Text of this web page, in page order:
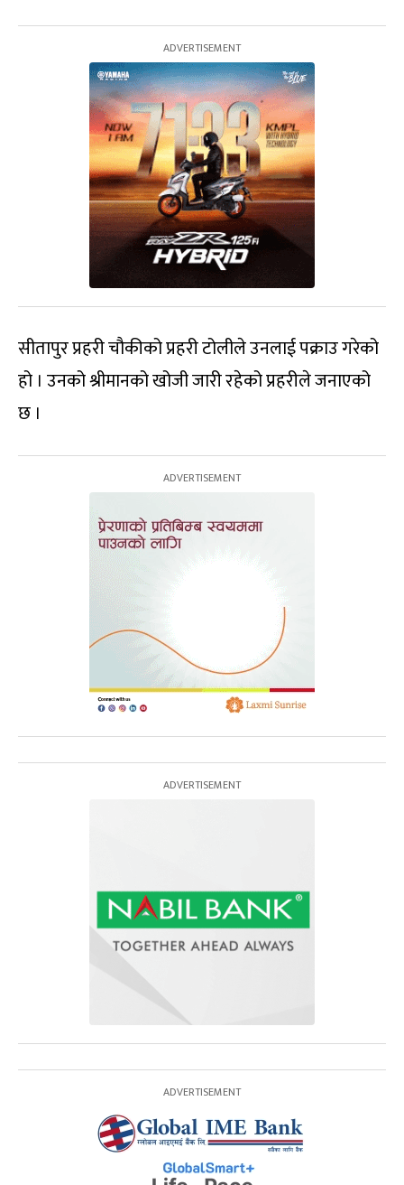
सीतापुर प्रहरी चौकीको प्रहरी टोलीले उनलाई पक्राउ गरेको
हो । उनको श्रीमानको खोजी जारी रहेको प्रहरीले जनाएको
छ ।